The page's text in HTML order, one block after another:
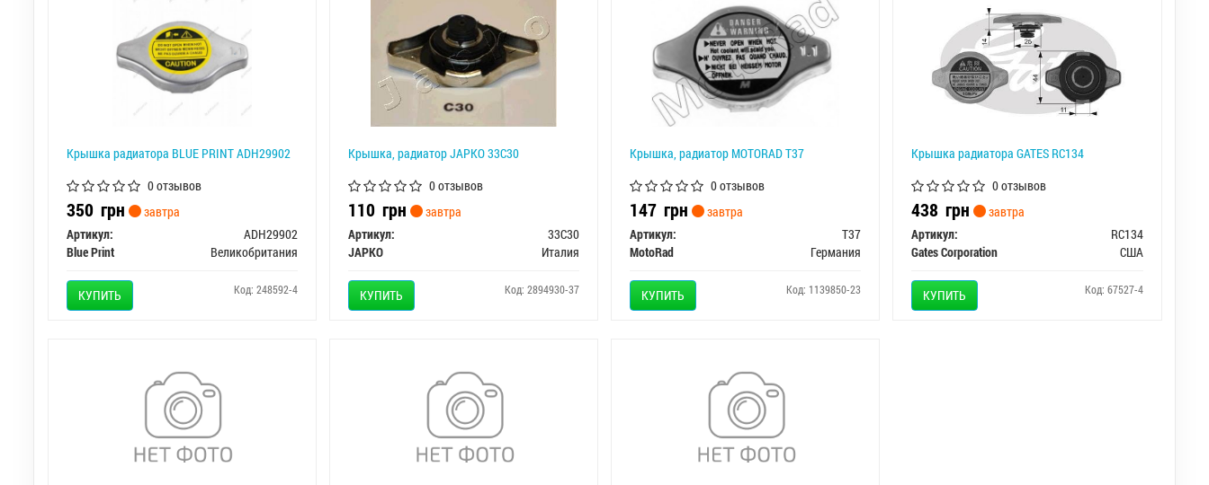
Крышка радиатора BLUE PRINT ADH29902
0 отзывов
350 грн
завтра
Артикул:
ADH29902
Blue Print
Великобритания
КУПИТЬ Код: 248592-4
Крышка, радиатор JAPKO 33C30
0 отзывов
110 грн
завтра
Артикул:
33C30
JAPKO
Италия
КУПИТЬ Код: 2894930-37
Крышка, радиатор MOTORAD T37
0 отзывов
147 грн
завтра
Артикул:
T37
MotoRad
Германия
КУПИТЬ Код: 1139850-23
Крышка радиатора GATES RC134
0 отзывов
438грн
завтра
Артикул:
RC134
Gates Corporation
США
КУПИТЬ Код: 67527-4